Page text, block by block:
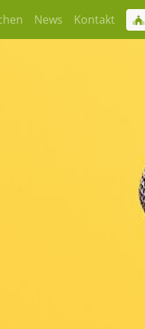
News Kontakt